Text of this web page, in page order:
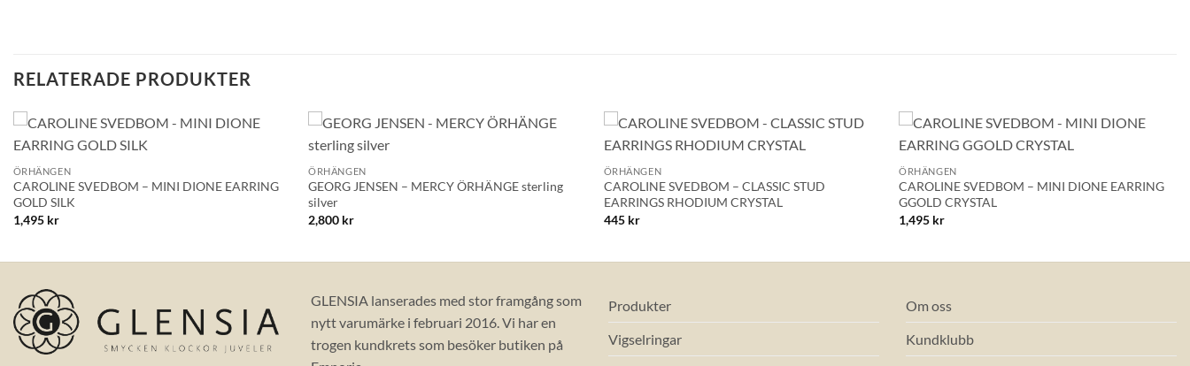
RELATERADE PRODUKTER
+
ÖRHÄNGEN
CAROLINE SVEDBOM – MINI DIONE EARRING
GOLD SILK
1,495 kr
+
ÖRHÄNGEN
GEORG JENSEN – MERCY ÖRHÄNGE sterling
silver
2,800 kr
+
ÖRHÄNGEN
CAROLINE SVEDBOM – CLASSIC STUD
EARRINGS RHODIUM CRYSTAL
445 kr
+
ÖRHÄNGEN
CAROLINE SVEDBOM – MINI DIONE EARRING
GGOLD CRYSTAL
1,495 kr
GLENSIA lanserades med stor framgång som
nytt varumärke i februari 2016. Vi har en
trogen kundkrets som besöker butiken på
Produkter
Vigselringar
Om oss
Kundklubb